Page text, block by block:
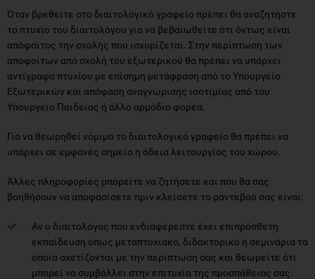
Όταν βρεθείτε στο διαιτολογικό γραφείο πρέπει θα αναζητήστε
το πτυχίο του διαιτολόγου για να βεβαιωθείτε ότι όντως είναι
απόφοιτος την σχολής που ισχυρίζεται. Στην περίπτωση των
αποφοίτων από σχολή του εξωτερικού θα πρέπει να υπάρχει
αντίγραφο πτυχίου με επίσημη μετάφραση από το Υπουργείο
Εξωτερικών και απόφαση αναγνώρισης ισοτιμίας από του
Υπουργείο Παιδείας ή άλλο αρμόδιο φορέα.
Για να θεωρηθεί νόμιμο το διαιτολογικό γραφείο θα πρέπει να
υπάρχει σε εμφανές σημείο η άδεια λειτουργίας του χώρου.
Άλλες πληροφορίες μπορείτε να ζητήσετε και που θα σας
βοηθήσουν να αποφασίσετε πριν κλείσετε το ραντεβού σας είναι:
Αν ο διαιτολόγος που ενδιαφέρεστε έχει επιπρόσθετη
εκπαίδευση όπως μεταπτυχιακό, διδακτορικό ή σεμινάρια τα
οποία σχετίζονται με την περίπτωση σας και θεωρείτε ότι
μπορεί να συμβάλλει στην επιτυχία της προσπάθειας σας.